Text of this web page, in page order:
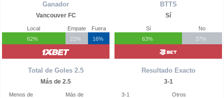
Ganador
Vancouver FC
Local
62%
Empate
22%
Fuera
16%
Total de Goles 2.5
Más de 2.5
Menos de
Más de
BTTS
Sí
Sí
63%
No
37%
Resultado Exacto
3-1
3-1
Otros